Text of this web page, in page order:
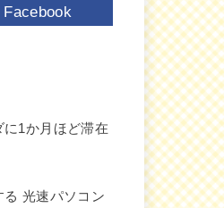
Facebook
1か月ほど滞在
光速パソコン